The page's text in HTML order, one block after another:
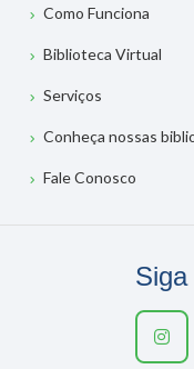
Como Funciona
Biblioteca Virtual
Serviços
Conheça nossas
Fale Conosco